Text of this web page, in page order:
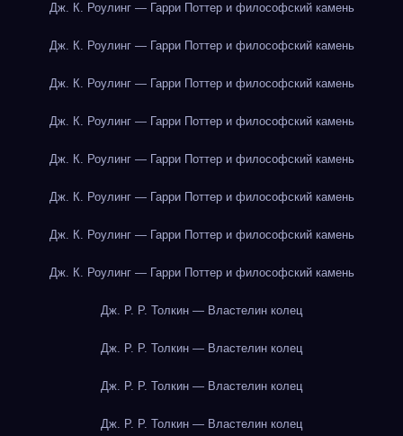
Дж. К. Роулинг — Гарри Поттер и философский камень
Дж. К. Роулинг — Гарри Поттер и философский камень
Дж. К. Роулинг — Гарри Поттер и философский камень
Дж. К. Роулинг — Гарри Поттер и философский камень
Дж. К. Роулинг — Гарри Поттер и философский камень
Дж. К. Роулинг — Гарри Поттер и философский камень
Дж. К. Роулинг — Гарри Поттер и философский камень
Дж. К. Роулинг — Гарри Поттер и философский камень
Дж. Р. Р. Толкин — Властелин колец
Дж. Р. Р. Толкин — Властелин колец
Дж. Р. Р. Толкин — Властелин колец
Дж. Р. Р. Толкин — Властелин колец